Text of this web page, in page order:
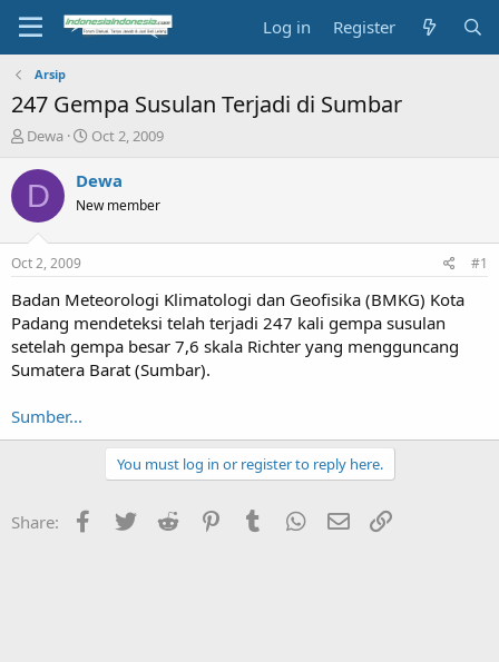
Log in Register
Arsip
247 Gempa Susulan Terjadi di Sumbar
T
r
a
s
t
a
t
e
r
Dewa
S
a
t
e
Oct 2, 2009
D Dewa
New member
Oct 2, 2009 #1
Badan Meteorologi Klimatologi dan Geofisika (BMKG) Kota
Padang mendeteksi telah terjadi 247 kali gempa susulan
setelah gempa besar 7,6 skala Richter yang mengguncang
Sumatera Barat (Sumbar).
Sumber...
You must log in or register to reply here.
Share: Facebook
Twitter Reddit PinterestTumblr WhatsApp
Email